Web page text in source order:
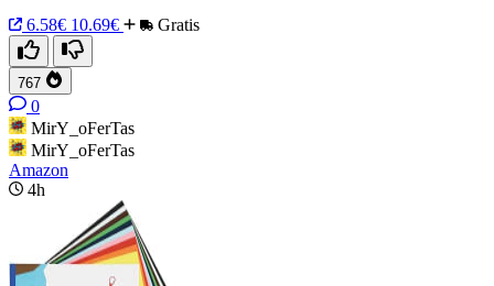
6.58€ 10.69€ Gratis
767
0
MirY_oFerTas
MirY_oFerTas
Amazon
4h